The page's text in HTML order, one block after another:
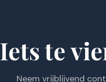
Iets te
Neem vrijblijvend